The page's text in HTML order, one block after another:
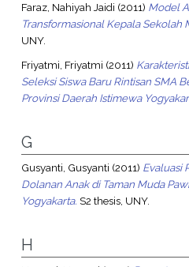
Faraz, Nahiyah Jaidi (2011) Model
Transformasional Kepala Sekolah
UNY.
Friyatmi, Friyatmi (2011)
Seleksi Siswa Baru Rintisan SMA
Provinsi Daerah Istimewa
G
Gusyanti, Gusyanti (2011) Evaluasi
Dolanan Anak di Taman Muda
Yogyakarta. S2 thesis, UNY.
H